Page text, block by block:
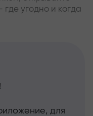
где угодно и когда
для